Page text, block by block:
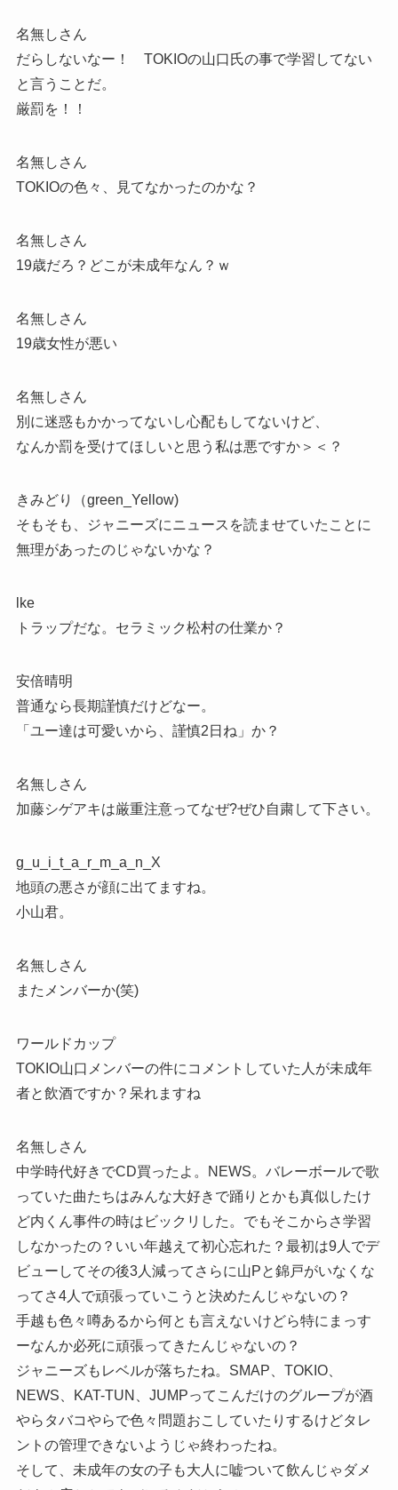
名無しさん
だらしないなー！ TOKIOの山口氏の事で学習してない
と言うことだ。
厳罰を！！
名無しさん
TOKIOの色々、見てなかったのかな？
名無しさん
19歳だろ？どこが未成年なん？ｗ
名無しさん
19歳女性が悪い
名無しさん
別に迷惑もかかってないし心配もしてないけど、
なんか罰を受けてほしいと思う私は悪ですか＞＜？
きみどり（green_Yellow)
そもそも、ジャニーズにニュースを読ませていたことに
無理があったのじゃないかな？
lke
トラップだな。セラミック松村の仕業か？
安倍晴明
普通なら長期謹慎だけどなー。
「ユー達は可愛いから、謹慎2日ね」か？
名無しさん
加藤シゲアキは厳重注意ってなぜ?ぜひ自粛して下さい。
g_u_i_t_a_r_m_a_n_X
地頭の悪さが顔に出てますね。
小山君。
名無しさん
またメンバーか(笑)
ワールドカップ
TOKIO山口メンバーの件にコメントしていた人が未成年
者と飲酒ですか？呆れますね
名無しさん
中学時代好きでCD買ったよ。NEWS。バレーボールで歌
っていた曲たちはみんな大好きで踊りとかも真似したけ
ど内くん事件の時はビックリした。でもそこからさ学習
しなかったの？いい年越えて初心忘れた？最初は9人でデ
ビューしてその後3人減ってさらに山Pと錦戸がいなくな
ってさ4人で頑張っていこうと決めたんじゃないの？
手越も色々噂あるから何とも言えないけどら特にまっす
ーなんか必死に頑張ってきたんじゃないの？
ジャニーズもレベルが落ちたね。SMAP、TOKIO、
NEWS、KAT-TUN、JUMPってこんだけのグループが酒
やらタバコやらで色々問題おこしていたりするけどタレ
ントの管理できないようじゃ終わったね。
そして、未成年の女の子も大人に嘘ついて飲んじゃダメ